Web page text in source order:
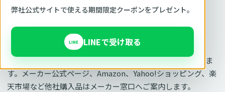
弊社公式サイトで使える期間限定クーポンをプレゼント。
LINE LINEで受け取る
お問い合わせ
購入前の相談と弊社購入品のサポートはAzgate窓口で承りま
す。メーカー公式ページ、Amazon、Yahoo!ショッピング、楽
天市場など他社購入品はメーカー窓口へご案内します。